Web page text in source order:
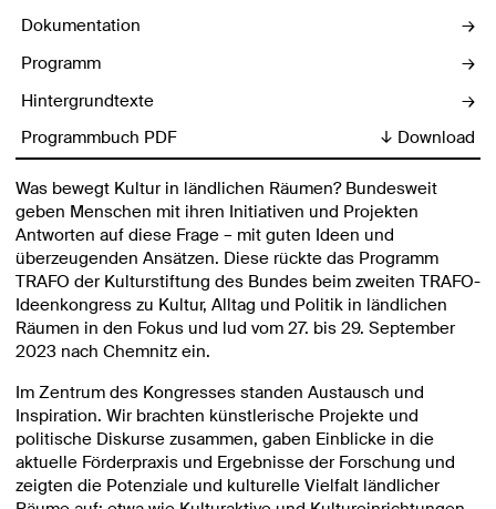
Dokumentation
→
Programm
→
Hintergrundtexte
→
Programmbuch PDF
↓ Download
Was bewegt Kultur in ländlichen Räumen? Bundesweit
geben Menschen mit ihren Initiativen und Projekten
Antworten auf diese Frage – mit guten Ideen und
überzeugenden Ansätzen. Diese rückte das Programm
TRAFO der Kulturstiftung des Bundes beim zweiten TRAFO-
Ideenkongress zu Kultur, Alltag und Politik in ländlichen
Räumen in den Fokus und lud vom 27. bis 29. September
2023 nach Chemnitz ein.
Im Zentrum des Kongresses standen Austausch und
Inspiration. Wir brachten künstlerische Projekte und
politische Diskurse zusammen, gaben Einblicke in die
aktuelle Förderpraxis und Ergebnisse der Forschung und
zeigten die Potenziale und kulturelle Vielfalt ländlicher